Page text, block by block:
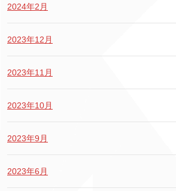
2024年2月
2023年12月
2023年11月
2023年10月
2023年9月
2023年6月